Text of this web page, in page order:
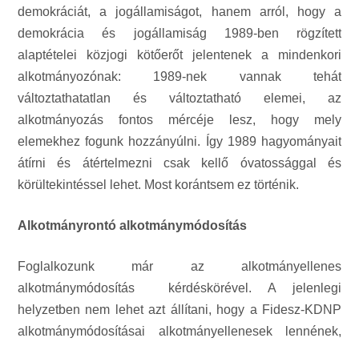
demokráciát, a jogállamiságot, hanem arról, hogy a
demokrácia és jogállamiság 1989-ben rögzített
alaptételei közjogi kötőerőt jelentenek a mindenkori
alkotmányozónak: 1989-nek vannak tehát
változtathatatlan és változtatható elemei, az
alkotmányozás fontos mércéje lesz, hogy mely
elemekhez fogunk hozzányúlni. Így 1989 hagyományait
átírni és átértelmezni csak kellő óvatossággal és
körültekintéssel lehet. Most korántsem ez történik.
Alkotmányrontó alkotmánymódosítás
Foglalkozunk már az alkotmányellenes
alkotmánymódosítás kérdéskörével. A jelenlegi
helyzetben nem lehet azt állítani, hogy a Fidesz-KDNP
alkotmánymódosításai alkotmányellenesek lennének,